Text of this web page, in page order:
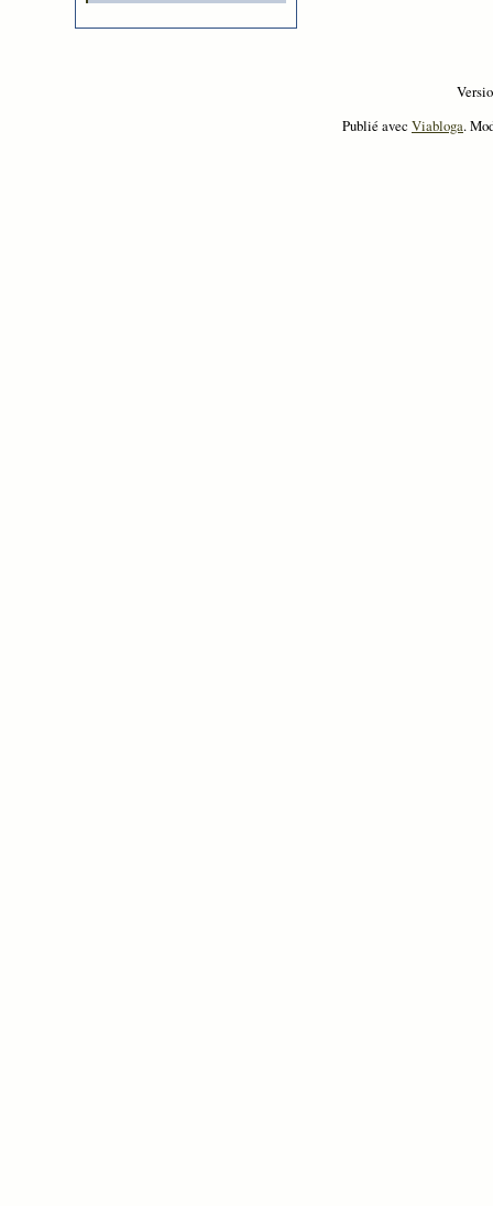
Publié avec Viabloga.